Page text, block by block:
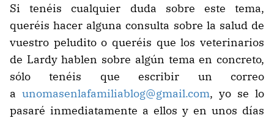
Si tenéis cualquier duda sobre este tema,
queréis hacer alguna consulta sobre la salud de
vuestro peludito o queréis que los veterinarios
de Lardy hablen sobre algún tema en concreto,
sólo tenéis que escribir un correo
a unomasenlafamiliablog@gmail.com, yo se lo
pasaré inmediatamente a ellos y en unos días